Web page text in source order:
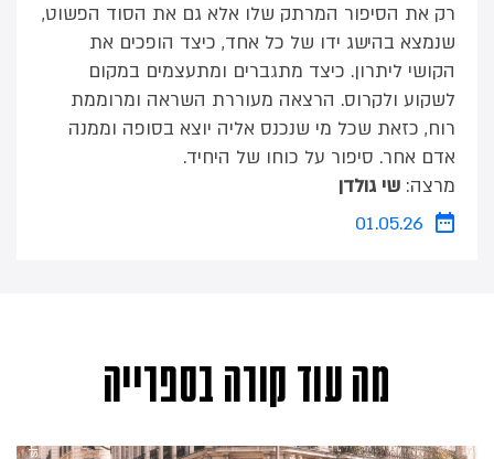
רק את הסיפור המרתק שלו אלא גם את הסוד הפשוט,
שנמצא בהישג ידו של כל אחד, כיצד הופכים את
הקושי ליתרון. כיצד מתגברים ומתעצמים במקום
לשקוע ולקרוס. הרצאה מעוררת השראה ומרוממת
רוח, כזאת שכל מי שנכנס אליה יוצא בסופה וממנה
אדם אחר. סיפור על כוחו של היחיד.
מרצה: שי גולדן
01.05.26
מה עוד קורה בספרייה